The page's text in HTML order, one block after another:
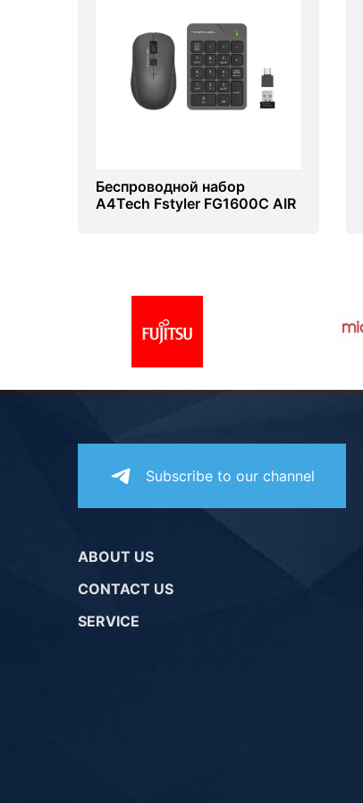
Беспроводной набор
A4Tech Fstyler FG1600C AIR
Subscribe to our channel
ABOUT US
CONTACT US
SERVICE